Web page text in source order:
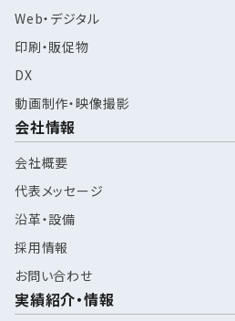
Web・デジタル
印刷・販促物
DX
動画制作・映像撮影
会社情報
会社概要
代表メッセージ
沿革・設備
採用情報
お問い合わせ
実績紹介・情報